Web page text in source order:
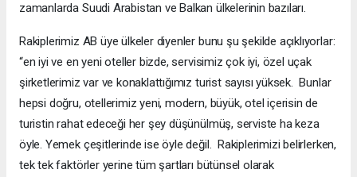
zamanlarda Suudi Arabistan ve Balkan ülkelerinin bazıları.
Rakiplerimiz AB üye ülkeler diyenler bunu şu şekilde açıklıyorlar:
“en iyi ve en yeni oteller bizde, servisimiz çok iyi, özel uçak
şirketlerimiz var ve konaklattığımız turist sayısı yüksek. Bunlar
hepsi doğru, otellerimiz yeni, modern, büyük, otel içerisin de
turistin rahat edeceği her şey düşünülmüş, serviste ha keza
öyle. Yemek çeşitlerinde ise öyle değil. Rakiplerimizi belirlerken,
tek tek faktörler yerine tüm şartları bütünsel olarak